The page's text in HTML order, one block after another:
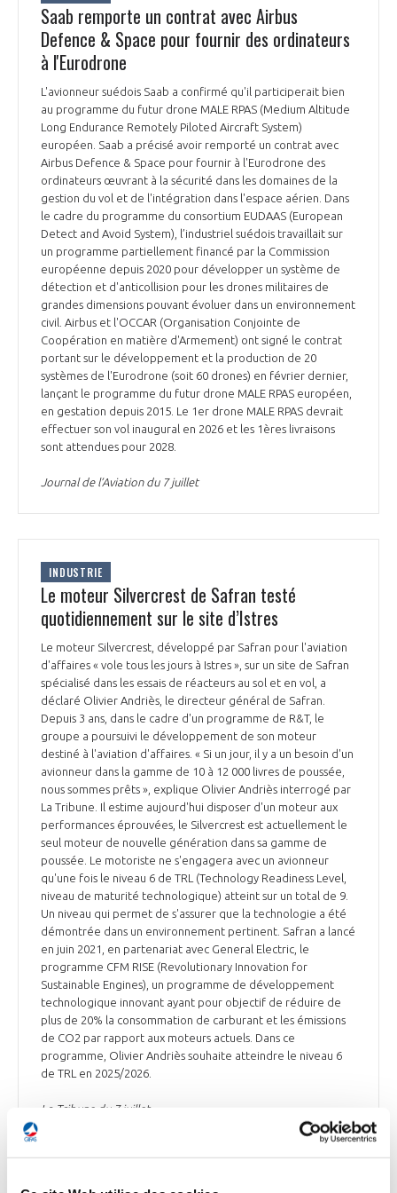
Saab remporte un contrat avec Airbus
Defence & Space pour fournir des ordinateurs
à l'Eurodrone
L'avionneur suédois Saab a confirmé qu'il participerait bien
au programme du futur drone MALE RPAS (Medium Altitude
Long Endurance Remotely Piloted Aircraft System)
européen. Saab a précisé avoir remporté un contrat avec
Airbus Defence & Space pour fournir à l'Eurodrone des
ordinateurs œuvrant à la sécurité dans les domaines de la
gestion du vol et de l'intégration dans l'espace aérien. Dans
le cadre du programme du consortium EUDAAS (European
Detect and Avoid System), l’industriel suédois travaillait sur
un programme partiellement financé par la Commission
européenne depuis 2020 pour développer un système de
détection et d'anticollision pour les drones militaires de
grandes dimensions pouvant évoluer dans un environnement
civil. Airbus et l'OCCAR (Organisation Conjointe de
Coopération en matière d'Armement) ont signé le contrat
portant sur le développement et la production de 20
systèmes de l'Eurodrone (soit 60 drones) en février dernier,
lançant le programme du futur drone MALE RPAS européen,
en gestation depuis 2015. Le 1er drone MALE RPAS devrait
effectuer son vol inaugural en 2026 et les 1ères livraisons
sont attendues pour 2028.
Journal de l’Aviation du 7 juillet
INDUSTRIE
Le moteur Silvercrest de Safran testé
quotidiennement sur le site d’Istres
Le moteur Silvercrest, développé par Safran pour l'aviation
d'affaires « vole tous les jours à Istres », sur un site de Safran
spécialisé dans les essais de réacteurs au sol et en vol, a
déclaré Olivier Andriès, le directeur général de Safran.
Depuis 3 ans, dans le cadre d'un programme de R&T, le
groupe a poursuivi le développement de son moteur
destiné à l'aviation d'affaires. « Si un jour, il y a un besoin d'un
avionneur dans la gamme de 10 à 12 000 livres de poussée,
nous sommes prêts », explique Olivier Andriès interrogé par
La Tribune. Il estime aujourd'hui disposer d'un moteur aux
performances éprouvées, le Silvercrest est actuellement le
seul moteur de nouvelle génération dans sa gamme de
poussée. Le motoriste ne s'engagera avec un avionneur
qu'une fois le niveau 6 de TRL (Technology Readiness Level,
niveau de maturité technologique) atteint sur un total de 9.
Un niveau qui permet de s'assurer que la technologie a été
démontrée dans un environnement pertinent. Safran a lancé
en juin 2021, en partenariat avec General Electric, le
programme CFM RISE (Revolutionary Innovation for
Sustainable Engines), un programme de développement
technologique innovant ayant pour objectif de réduire de
plus de 20% la consommation de carburant et les émissions
de CO2 par rapport aux moteurs actuels. Dans ce
programme, Olivier Andriès souhaite atteindre le niveau 6
de TRL en 2025/2026.
La Tribune du 7 juillet